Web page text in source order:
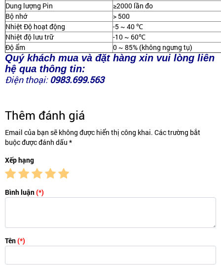
Dung lượng Pin
≥2000 lần đo
Bộ nhớ
> 500
Nhiệt Độ hoạt động
-5 ~ 40 ℃
Nhiệt độ lưu trữ
-10 ~ 60℃
Độ ẩm
0 ~ 85% (không ngưng tụ)
Quý khách mua và đặt hàng xin vui lòng liên
hệ qua thông tin:
Điện thoại: 0983.699.563
Thêm đánh giá
Email của bạn sẽ không được hiển thị công khai. Các trường bắt
buộc được đánh dấu *
Xếp hạng
Bình luận(*)
Tên(*)